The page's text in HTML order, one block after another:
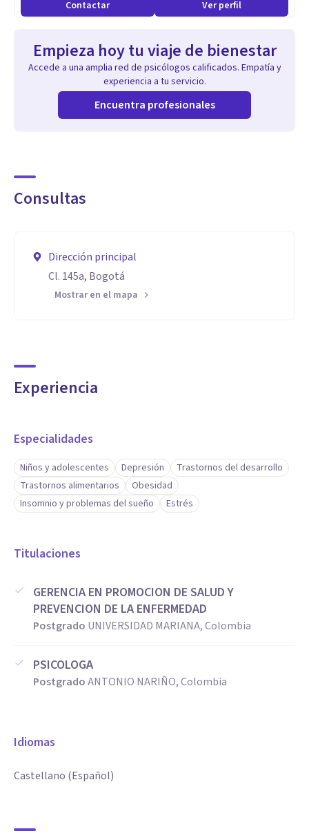
Capacidad para generar ideas nuevas y originales.
Capacidad para planificar y organizar tareas de manera
Habilidad para guiar y motivar a un equipo hacia un objetivo
Contactar Ver perfil
Empieza hoy tu viaje de bienestar
Accede a una amplia red de psicólogos calificados. Empatía y
experiencia a tu servicio.
Encuentra profesionales
Consultas
Dirección principal
Cl. 145a, Bogotá
Mostrar en el mapa
Experiencia
Especialidades
Niños y adolescentes Depresión
Trastornos del desarrollo
Trastornos alimentarios
Obesidad
Insomnio y problemas del sueño
Estrés
Titulaciones
GERENCIA EN PROMOCION DE SALUD Y
PREVENCION DE LA ENFERMEDAD
Postgrado UNIVERSIDAD MARIANA, Colombia
PSICOLOGA
PostgradoANTONIO NARIÑO, Colombia
Idiomas
Castellano (Español)